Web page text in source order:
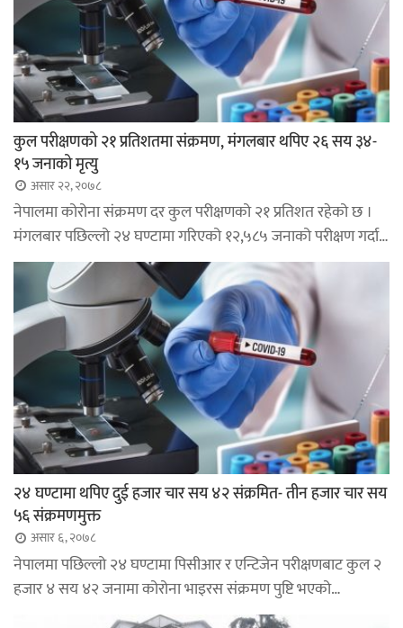
कुल परीक्षणको २१ प्रतिशतमा संक्रमण, मंगलबार थपिए २६ सय ३४-
१५ जनाको मृत्यु
असार २२, २०७८
नेपालमा कोरोना संक्रमण दर कुल परीक्षणको २१ प्रतिशत रहेको छ ।
मंगलबार पछिल्लो २४ घण्टामा गरिएको १२,५८५ जनाको परीक्षण गर्दा…
२४ घण्टामा थपिए दुई हजार चार सय ४२ संक्रमित- तीन हजार चार सय
५६ संक्रमणमुक्त
असार ६, २०७८
नेपालमा पछिल्लो २४ घण्टामा पिसीआर र एन्टिजेन परीक्षणबाट कुल २
हजार ४ सय ४२ जनामा कोरोना भाइरस संक्रमण पुष्टि भएको…